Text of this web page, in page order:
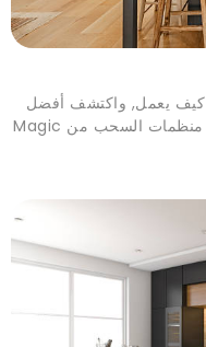
كيف يعمل, واكتشف أفضل
حلول تخزين الزاوية العمياء, بما في ذلك منظمات السحب من Magic